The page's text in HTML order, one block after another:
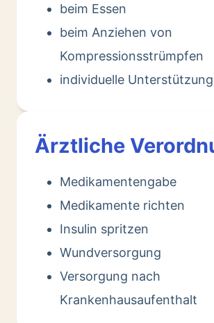
beim Essen
beim Anziehen von
Kompressionsstrümpfen
individuelle
Ärztliche
Medikamentengabe
Medikamente richten
Insulin spritzen
Wundversorgung
Versorgung nach
Krankenhausaufenthalt